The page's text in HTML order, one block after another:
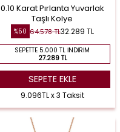
0.10 Karat Pırlanta Yuvarlak
Taşlı Kolye
%50 64.578TL32.289 TL
SEPETTE 5.000 TL İNDIRIM
27.289 TL
SEPETE EKLE
9.096TL x 3 Taksit